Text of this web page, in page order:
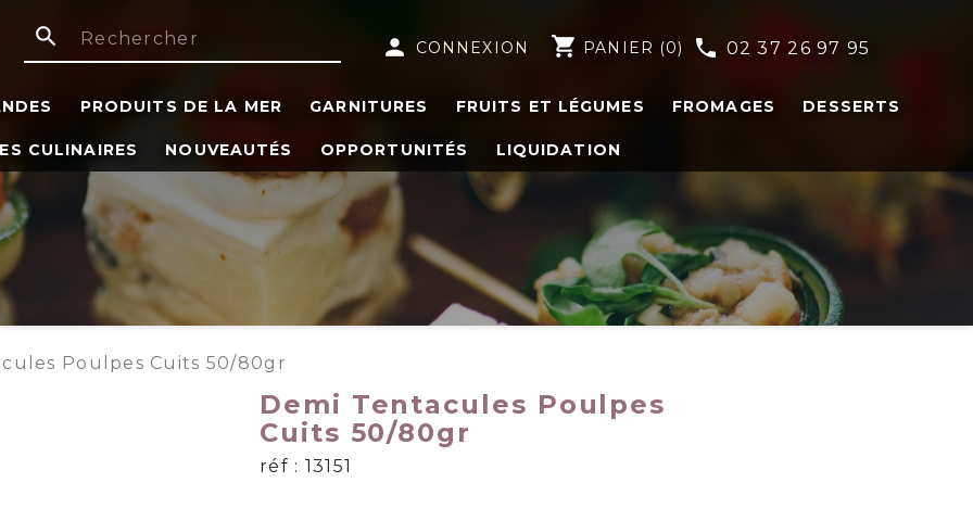
search person CONNEXION shopping_cart PANIER (0) phone 02 37 26 97 95
PRODUITS DE LA MER GARNITURES FRUITS ET LÉGUMES FROMAGES DESSERTS
CULINAIRES NOUVEAUTÉS OPPORTUNITÉS LIQUIDATION
Poulpes Cuits 50/80gr
Demi Tentacules Poulpes
Cuits 50/80gr
réf : 13151